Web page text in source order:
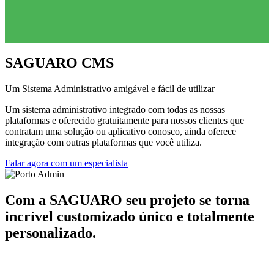
SAGUARO CMS
Um Sistema Administrativo amigável e fácil de utilizar
Um sistema administrativo integrado com todas as nossas
plataformas e oferecido gratuitamente para nossos clientes que
contratam uma solução ou aplicativo conosco, ainda oferece
integração com outras plataformas que você utiliza.
Falar agora com um especialista
Com a SAGUARO seu projeto se torna
incrível customizado único e totalmente
personalizado.